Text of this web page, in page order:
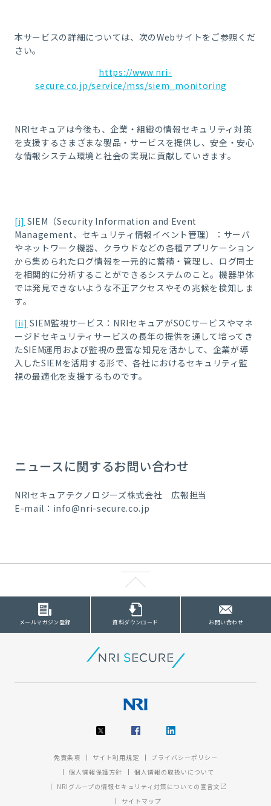
本サービスの詳細については、次のWebサイトをご参照くだ
さい。
https://www.nri-
secure.co.jp/service/mss/siem_monitoring
NRIセキュアは今後も、企業・組織の情報セキュリティ対策
を支援するさまざまな製品・サービスを提供し、安全・安心
な情報システム環境と社会の実現に貢献していきます。
[i] SIEM（Security Information and Event
Management、セキュリティ情報イベント管理）：サーバ
やネットワーク機器、クラウドなどの各種アプリケーション
から集められたログ情報を一元的に蓄積・管理し、ログ同士
を相関的に分析することができるシステムのこと。機器単体
では発見できないような不正アクセスやその兆候を検知しま
す。
[ii] SIEM監視サービス：NRIセキュアがSOCサービスやマネ
ージドセキュリティサービスの長年の提供を通して培ってき
たSIEM運用および監視の豊富な知見を活かして、企業が導
入したSIEMを活用する形で、各社におけるセキュリティ監
視の最適化を支援するものです。
ニュースに関するお問い合わせ
NRIセキュアテクノロジーズ株式会社 広報担当
E-mail：info@nri-secure.co.jp
メールマガジン登録 資料ダウンロード お問い合わせ
免責条項 サイト利用規定
プライバシーポリシー
個人情報保護方針
個人情報の取扱いについて
NRIグループの情報セキュリティ対策についての宣言文
サイトマップ